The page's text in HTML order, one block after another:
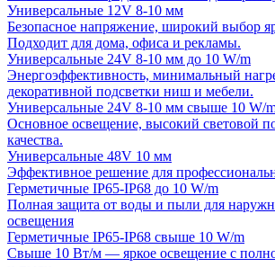
Универсальные 12V 8-10 мм
Безопасное напряжение, широкий выбор
Подходит для дома, офиса и рекламы.
Универсальные 24V 8-10 мм до 10 W/m
Энергоэффективность, минимальный
декоративной подсветки ниш и мебели.
Универсальные 24V 8-10 мм свыше 10 W/
Основное освещение, высокий световой
качества.
Универсальные 48V 10 мм
Эффективное решение для
Герметичные IP65-IP68 до 10 W/m
Полная защита от воды и пыли для
освещения
Герметичные IP65-IP68 свыше 10 W/m
Свыше 10 Вт/м — яркое освещение с